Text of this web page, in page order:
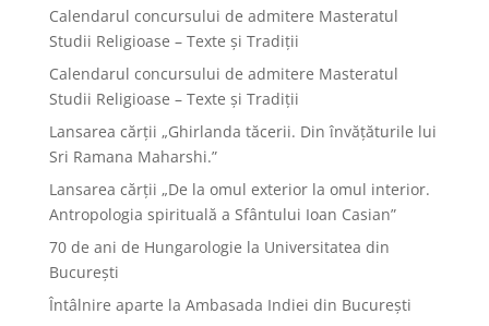
Calendarul concursului de admitere Masteratul
Studii Religioase – Texte și Tradiții
Calendarul concursului de admitere Masteratul
Studii Religioase – Texte și Tradiții
Lansarea cărții „Ghirlanda tăcerii. Din învățăturile lui
Sri Ramana Maharshi.”
Lansarea cărții „De la omul exterior la omul interior.
Antropologia spirituală a Sfântului Ioan Casian”
70 de ani de Hungarologie la Universitatea din
București
Întâlnire aparte la Ambasada Indiei din București